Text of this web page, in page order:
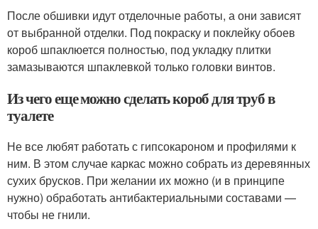
После обшивки идут отделочные работы, а они зависят
от выбранной отделки. Под покраску и поклейку обоев
короб шпаклюется полностью, под укладку плитки
замазываются шпаклевкой только головки винтов.
Из чего еще можно сделать короб для труб в
туалете
Не все любят работать с гипсокароном и профилями к
ним. В этом случае каркас можно собрать из деревянных
сухих брусков. При желании их можно (и в принципе
нужно) обработать антибактериальными составами —
чтобы не гнили.